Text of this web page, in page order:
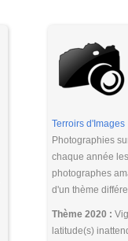
Terroirs d'Images
Photographies
chaque année
photographes
d'un thème
Thème 2020 :
latitude(s)